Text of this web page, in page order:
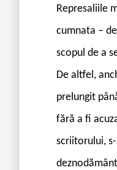
Represaliile
cumnata –
scopul de a
De altfel,
prelungit
fără a fi
scriitorului,